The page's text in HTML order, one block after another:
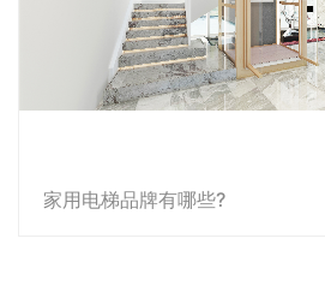
家用电梯品牌有哪些?